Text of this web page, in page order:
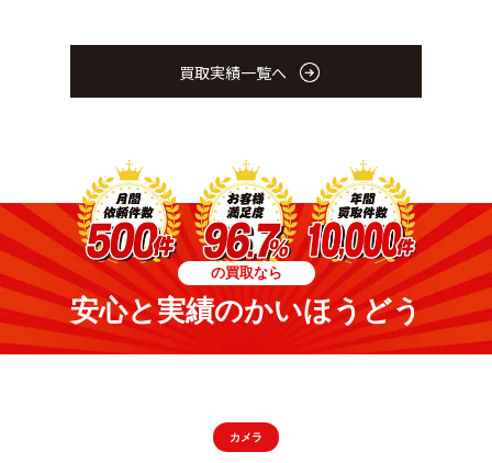
買取実績一覧へ
の買取なら
安心と実績のかいほうどう
カメラ